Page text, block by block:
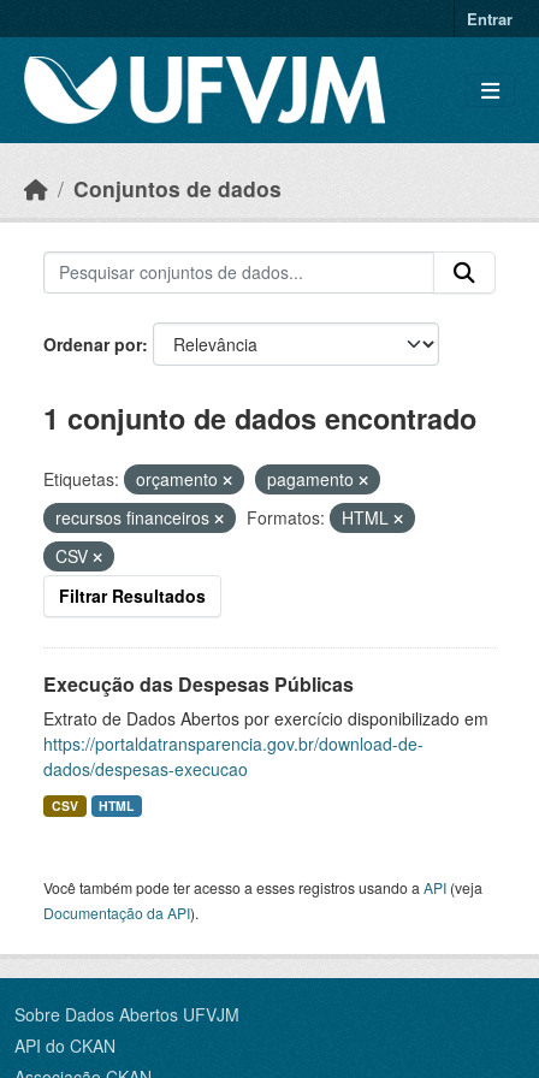
Entrar
Conjuntos de dados
Ordenar por
1 conjunto de dados encontrado
Etiquetas: orçamento
pagamento
recursos financeiros
Formatos:
HTML
CSV
Filtrar Resultados
Execução das Despesas Públicas
Extrato de Dados Abertos por exercício disponibilizado em
https://portaldatransparencia.gov.br/download-de-
dados/despesas-execucao
CSV HTML
Você também pode ter acesso a esses registros usando a API (veja
Documentação da API).
Sobre Dados Abertos UFVJM
API do CKAN